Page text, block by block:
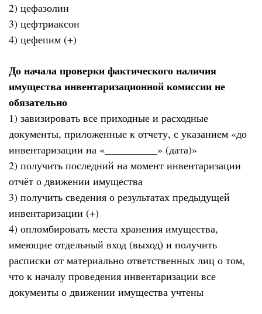
2) цефазолин
3) цефтриаксон
4) цефепим (+)
До начала проверки фактического наличия
имущества инвентаризационной комиссии не
обязательно
1) завизировать все приходные и расходные
документы, приложенные к отчету, с указанием «до
инвентаризации на «__________» (дата)»
2) получить последний на момент инвентаризации
отчёт о движении имущества
3) получить сведения о результатах предыдущей
инвентаризации (+)
4) опломбировать места хранения имущества,
имеющие отдельный вход (выход) и получить
расписки от материально ответственных лиц о том,
что к началу проведения инвентаризации все
документы о движении имущества учтены